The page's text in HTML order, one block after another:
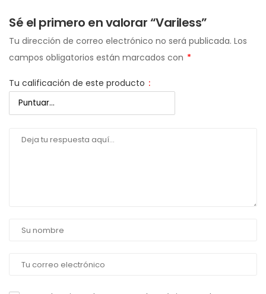
Sé el primero en valorar “Variless”
Tu dirección de correo electrónico no será publicada. Los
campos obligatorios están marcados con *
Tu calificación de este producto :